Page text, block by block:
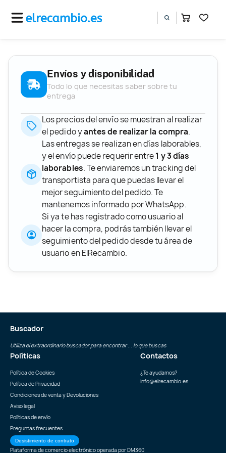
Envíos y disponibilidad
Todo lo que necesitas saber sobre tu
entrega
Los precios del envío se muestran al realizar
el pedido yantes de realizar la compra.
Las entregas se realizan en días laborables,
y el envío puede requerir entre1 y 3 días
laborables. Te enviaremos un tracking del
transportista para que puedas llevar el
mejor seguimiento del pedido. Te
mantenemos informado por WhatsApp.
Si ya te has registrado como usuario al
hacer la compra, podrás también llevar el
seguimiento del pedido desde tu área de
usuario en ElRecambio.
Buscador
Utiliza el extraordinario buscador para encontrar ... lo que buscas
Políticas
Política de Cookies
Política de Privacidad
Condiciones de venta y Devoluciones
Aviso legal
Políticas de envío
Preguntas frecuentes
Desistimiento de contrato
Contactos
¿Te ayudamos?
info@elrecambio.es
Plataforma de comercio electrónico operada porDM360